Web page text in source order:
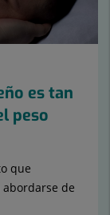
es tan
peso
que
de